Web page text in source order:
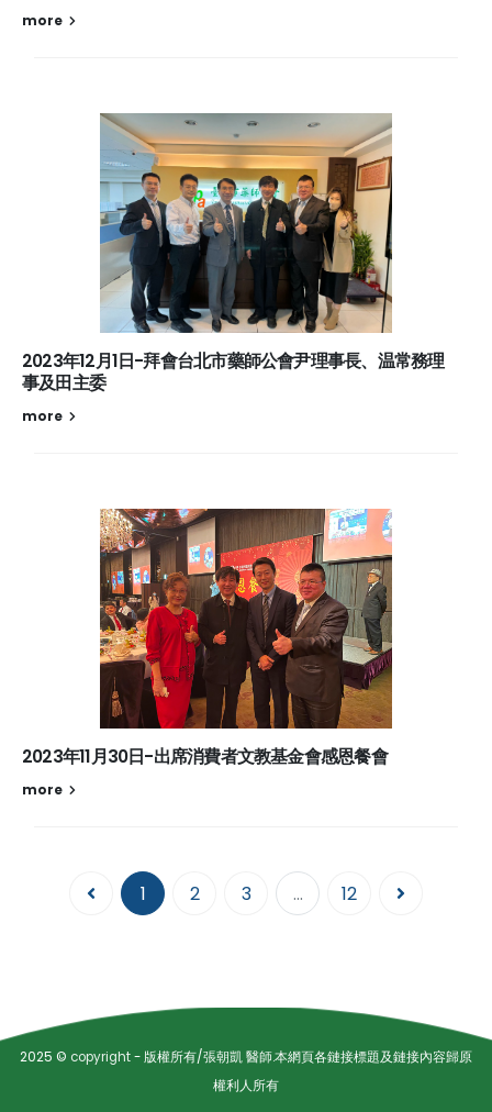
more
2023年12月1日-拜會台北市藥師公會尹理事長、温常務理
事及田主委
more
2023年11月30日-出席消費者文教基金會感恩餐會
more
1 2 3 ... 12
2025 © copyright- 版權所有/張朝凱 醫師.本網頁各鏈接標題及鏈接內容歸原
權利人所有